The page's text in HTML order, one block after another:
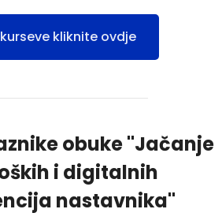
kliknite ovdje
obuke "Jačanje
i digitalnih
nastavnika"